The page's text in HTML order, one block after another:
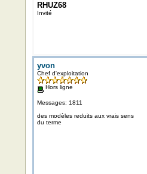
RHUZ68
Invité
yvon
Chef d'exploitation
Hors ligne
Messages: 1811
des modèles reduits aux vrais sens
du terme